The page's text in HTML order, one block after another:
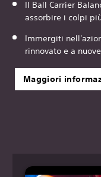
Il Ball Carrier
assorbire i colpi
Immergiti
rinnovato e a
Maggiori